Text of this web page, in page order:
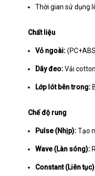
Thời gian sử dụng
Chất liệu
Vỏ ngoài:
Dây đeo:Vải
Lớp lót bên trong:
Chế độ rung
Pulse (Nhịp):Tạo
Wave (Làn sóng):
Constant (Liên